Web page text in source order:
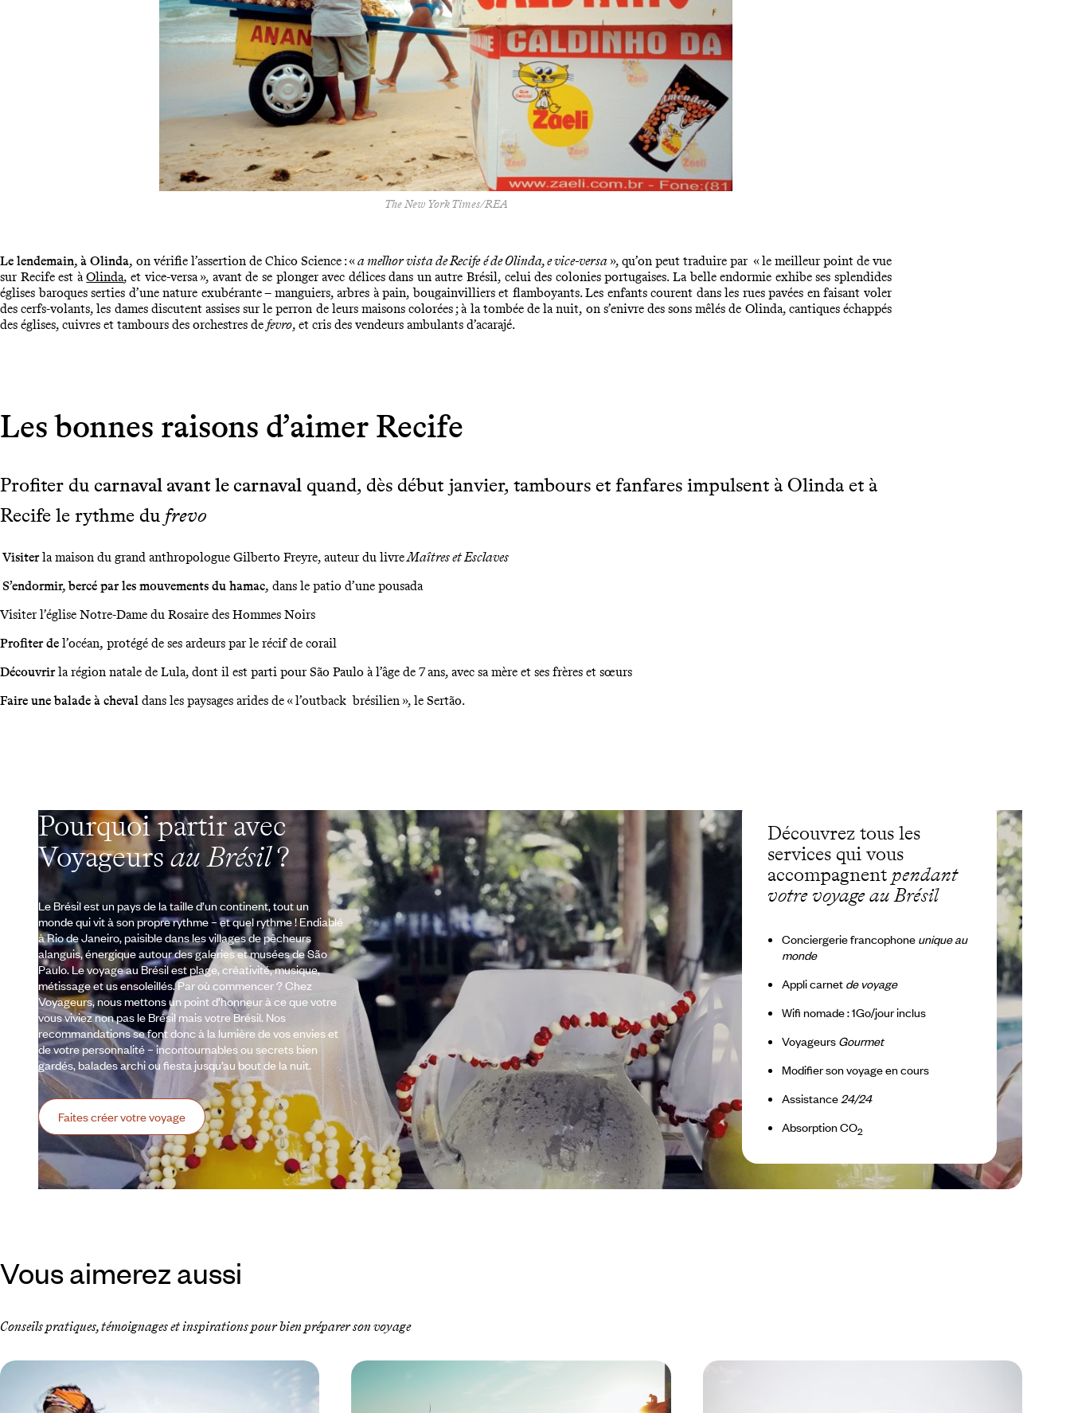
The New York Times/REA
Le lendemain, à Olinda, on vérifie l’assertion de Chico Science : «a melhor vista de Recife é de Olinda, e vice-versa », qu’on peut traduire par « le meilleur point de vue
sur Recife est àOlinda, et vice-versa », avant de se plonger avec délices dans un autre Brésil, celui des colonies portugaises. La belle endormie exhibe ses splendides
églises baroques serties d’une nature exubérante – manguiers, arbres à pain, bougainvilliers et flamboyants. Les enfants courent dans les rues pavées en faisant voler
des cerfs-volants, les dames discutent assises sur le perron de leurs maisons colorées ; à la tombée de la nuit, on s’enivre des sons mêlés de Olinda, cantiques échappés
des églises, cuivres et tambours des orchestres de fevro, et cris des vendeurs ambulants d’acarajé.
Les bonnes raisons d’aimer Recife
Profiter du carnaval avant le carnaval quand, dès début janvier, tambours et fanfares impulsent à Olinda et à
Recife le rythme du frevo
Visiterla maison du grand anthropologue Gilberto Freyre, auteur du livreMaîtres et Esclaves
S’endormir, bercé par les mouvements du hamac, dans le patio d’une pousada
Visiter l’église Notre-Dame du Rosaire des Hommes Noirs
Profiter de l’océan, protégé de ses ardeurs par le récif de corail
Découvrirla région natale de Lula, dont il est parti pour São Paulo à l’âge de 7 ans, avec sa mère et ses frères et sœurs
Faire une balade à cheval dans les paysages arides de « l’outback brésilien », le Sertão.
Pourquoi partir avec
Voyageurs au Brésil?
Le Brésil est un pays de la taille d’un continent, tout un
monde qui vit à son propre rythme – et quel rythme ! Endiablé
à Rio de Janeiro, paisible dans les villages de pêcheurs
alanguis, énergique autour des galeries et musées de São
Paulo. Le voyage au Brésil est plage, créativité, musique,
métissage et us ensoleillés. Par où commencer ? Chez
Voyageurs, nous mettons un point d’honneur à ce que votre
vous viviez non pas le Brésil mais votre Brésil. Nos
recommandations se font donc à la lumière de vos envies et
de votre personnalité – incontournables ou secrets bien
gardés, balades archi ou fiesta jusqu’au bout de la nuit.
Faites créer votre voyage
Découvrez tous les
services qui vous
accompagnent pendant
votre voyage au Brésil
Conciergerie francophone unique au
monde
Appli carnet de voyage
Wifi nomade : 1Go/jour inclus
Voyageurs Gourmet
Modifier son voyage en cours
Assistance 24/24
Absorption CO2
Vous aimerez aussi
Conseils pratiques, témoignages et inspirations pour bien préparer son voyage